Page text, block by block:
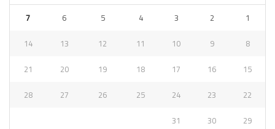
1
2
3
4
5
6
7
8
9
10
11
12
13
14
15
16
17
18
19
20
21
22
23
24
25
26
27
28
29
30
31